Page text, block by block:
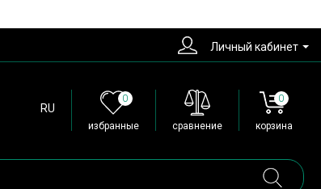
Личный кабинет
RU
0
избранные сравнение
0
корзина